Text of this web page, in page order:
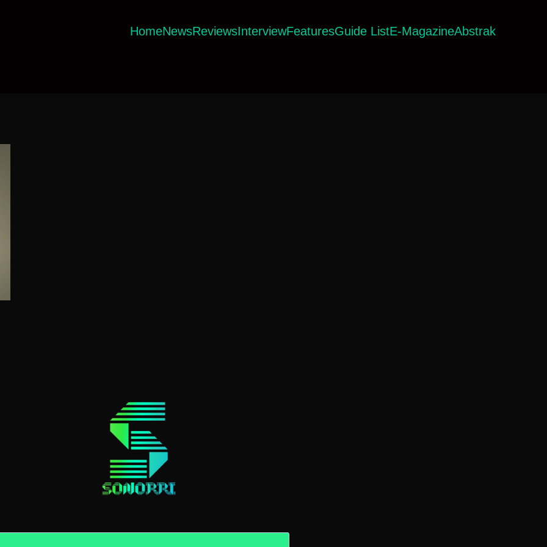
HomeNewsReviewsInterviewFeaturesGuide ListE-MagazineAbstrak